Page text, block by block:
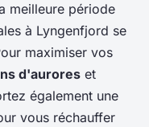
meilleure période
à Lyngenfjord se
maximiser vos
d'aurores et
également une
vous réchauffer